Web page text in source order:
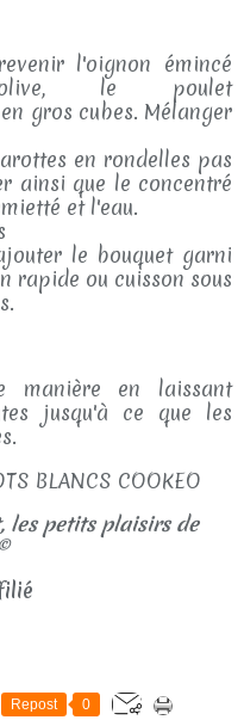
l'oignon émincé
le poulet
gros cubes. Mélanger
en rondelles pas
ainsi que le concentré
et l'eau.
le bouquet garni
rapide ou cuisson sous
manière en laissant
jusqu'à ce que les
les petits plaisirs de
Repost 0